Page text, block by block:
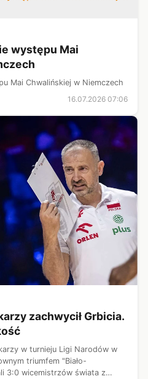
występu Mai
Mai Chwalińskiej w Niemczech
16.07.2026 07:06
zachwycił Grbicia.
w turnieju Ligi Narodów w
triumfem "Biało-
3:0 wicemistrzów świata z